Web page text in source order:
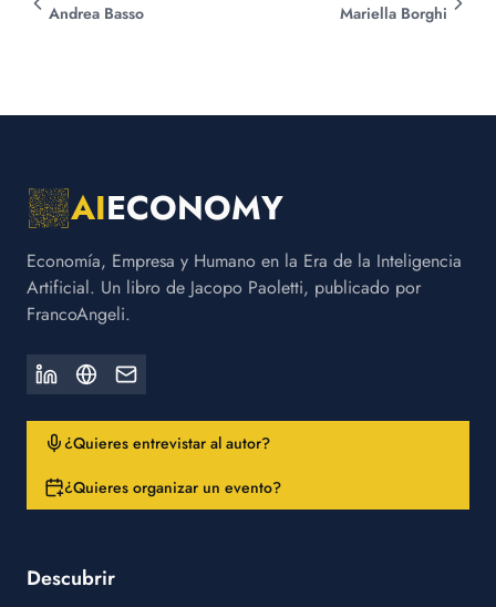
Andrea Basso Mariella Borghi
AIECONOMY
Economía, Empresa y Humano en la Era de la Inteligencia
Artificial. Un libro de Jacopo Paoletti, publicado por
FrancoAngeli.
¿Quieres entrevistar al autor?
¿Quieres organizar un evento?
Descubrir